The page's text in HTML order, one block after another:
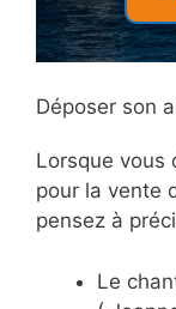
Déposer son
Lorsque vous
pour la vente
pensez à
Le